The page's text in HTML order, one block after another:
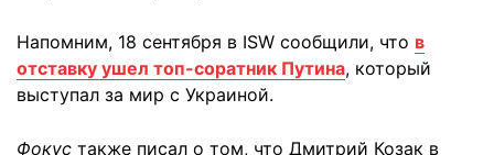
Напомним, 18 сентября в ISW сообщили, что в
отставку ушел топ-соратник Путина, который
выступал за мир с Украиной.
Фокус также писал о том, что Дмитрий Козак в